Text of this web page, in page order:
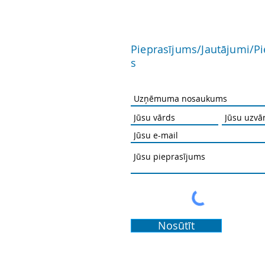
Pieprasījums/Jautājumi/
s
Nosūtīt